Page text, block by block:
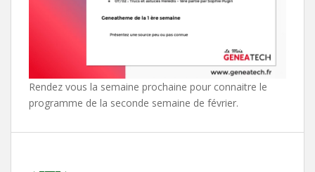
Rendez vous la semaine prochaine pour connaitre le
programme de la seconde semaine de février.